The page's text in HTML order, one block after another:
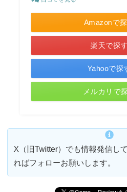
Amazonで
楽天で探す
Yahooで探
メルカリで
X（旧Twitter）でも情報発信し
ればフォローお願いします。